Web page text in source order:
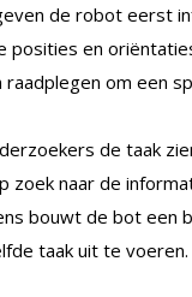
de robot eerst
posities en
raadplegen om een
de taak
zoek naar de
bouwt de bot een
taak uit te voeren.